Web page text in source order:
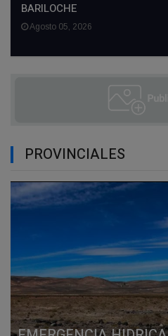
BARILOCHE
Agosto 05, 2026
PROVINCIALES